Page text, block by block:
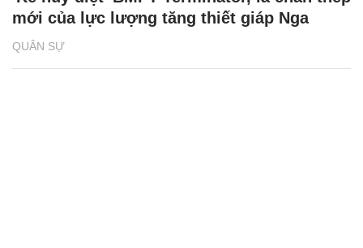
QUÂN SỰ
mới của lực lượng tăng thiết giáp Nga